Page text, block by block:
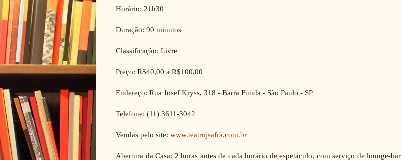
Horário: 21h30
Duração: 90 minutos
Classificação: Livre
Preço: R$40,00 a R$100,00
Endereço: Rua Josef Kryss, 318 - Barra Funda - São Paulo - SP
Telefone: (11) 3611-3042
Vendas pelo site: www.teatrojsafra.com.br
Abertura da Casa: 2 horas antes de cada horário de espetáculo, com serviço de lounge-bar